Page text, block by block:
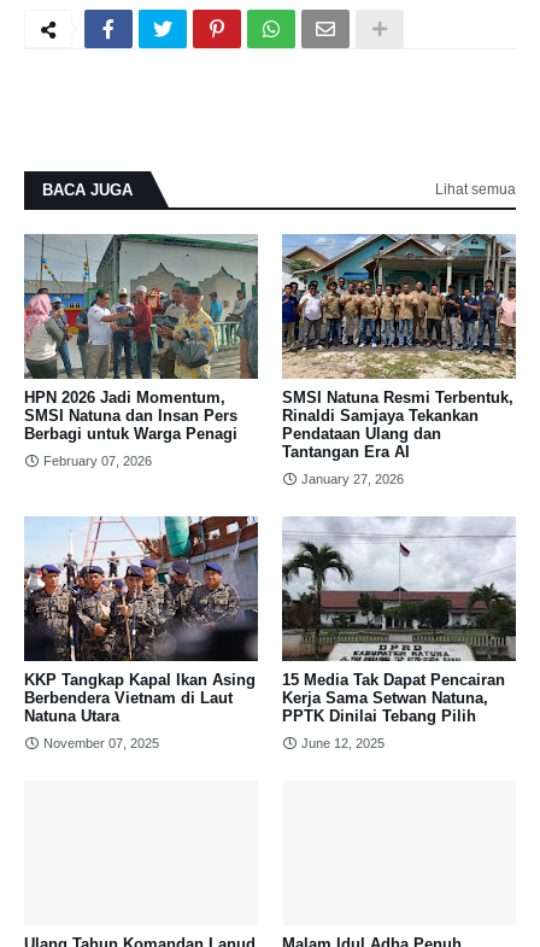
BACA JUGA Lihat semua
HPN 2026 Jadi Momentum,
SMSI Natuna dan Insan Pers
Berbagi untuk Warga Penagi
February 07, 2026
SMSI Natuna Resmi Terbentuk,
Rinaldi Samjaya Tekankan
Pendataan Ulang dan
Tantangan Era AI
January 27, 2026
KKP Tangkap Kapal Ikan Asing
Berbendera Vietnam di Laut
Natuna Utara
November 07, 2025
15 Media Tak Dapat Pencairan
Kerja Sama Setwan Natuna,
PPTK Dinilai Tebang Pilih
June 12, 2025